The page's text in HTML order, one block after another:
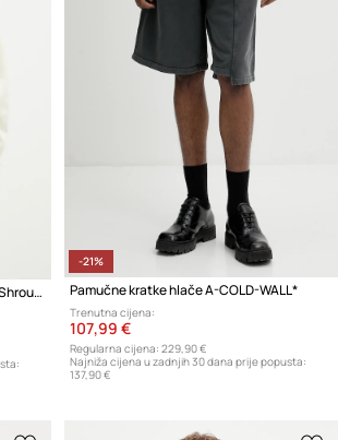
Pamučna dukserica A-COLD-WALL* Shroud Hoodie
-21%
Pamučne kratke hlače A-COLD-WALL*
Trenutna cijena:
107,99 €
Regularna cijena: 229,90 €
Najniža cijena u zadnjih 30 dana prije popusta:
137,90 €